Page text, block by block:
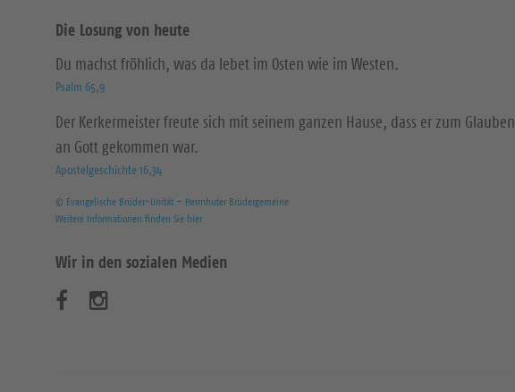
Die Losung von heute
Du machst fröhlich, was da lebet im Osten wie im Westen.
Psalm 65,9
Der Kerkermeister freute sich mit seinem ganzen Hause, dass er zum Glauben
an Gott gekommen war.
Apostelgeschichte 16,34
© Evangelische Brüder-Unität – Herrnhuter Brüdergemeine
Weitere Informationen finden Sie hier
Wir in den sozialen Medien